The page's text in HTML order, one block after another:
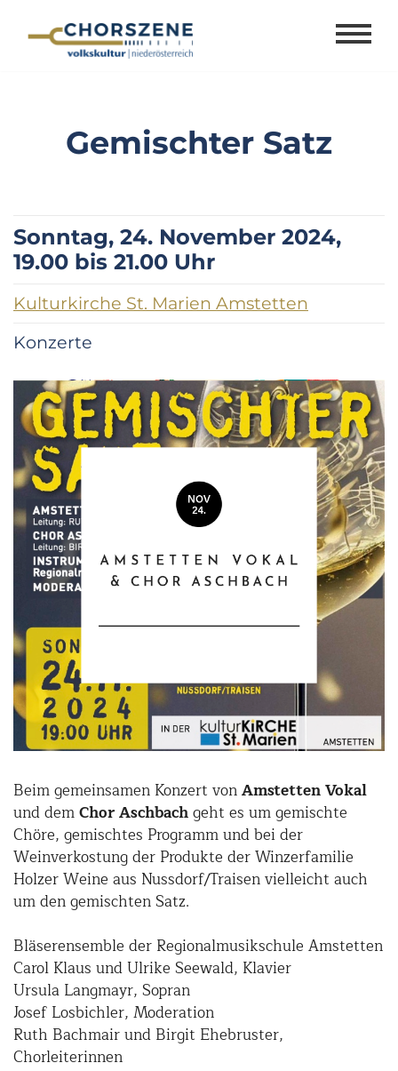
Gemischter Satz
Sonntag, 24. November 2024,
19.00 bis 21.00 Uhr
Kulturkirche St. Marien Amstetten
Konzerte
Beim gemeinsamen Konzert vonAmstetten Vokal
und demChor Aschbachgeht es um gemischte
Chöre, gemischtes Programm und bei der
Weinverkostung der Produkte der Winzerfamilie
Holzer Weine aus Nussdorf/Traisen vielleicht auch
um den gemischten Satz.
Bläserensemble der Regionalmusikschule Amstetten
Carol Klaus und Ulrike Seewald, Klavier
Ursula Langmayr, Sopran
Josef Losbichler, Moderation
Ruth Bachmair und Birgit Ehebruster,
Chorleiterinnen